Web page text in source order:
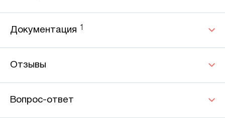
Документация 1
Отзывы
Вопрос-ответ